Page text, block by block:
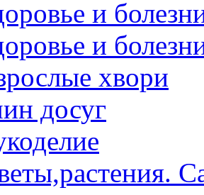
и
и
хвори
досуг